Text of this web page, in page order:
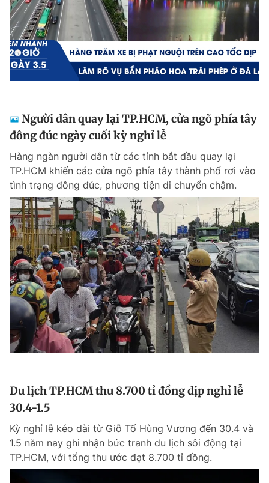
Người dân quay lại TP.HCM, cửa ngõ phía tây
đông đúc ngày cuối kỳ nghỉ lễ
Hàng ngàn người dân từ các tỉnh bắt đầu quay lại
TP.HCM khiến các cửa ngõ phía tây thành phố rơi vào
tình trạng đông đúc, phương tiện di chuyển chậm.
Du lịch TP.HCM thu 8.700 tỉ đồng dịp nghỉ lễ
30.4-1.5
Kỳ nghỉ lễ kéo dài từ Giỗ Tổ Hùng Vương đến 30.4 và
1.5 năm nay ghi nhận bức tranh du lịch sôi động tại
TP.HCM, với tổng thu ước đạt 8.700 tỉ đồng.